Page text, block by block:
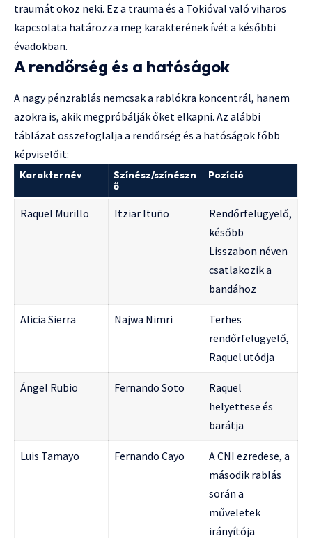
traumát okoz neki. Ez a trauma és a Tokióval való viharos
kapcsolata határozza meg karakterének ívét a későbbi
évadokban.
A rendőrség és a hatóságok
A nagy pénzrablás nemcsak a rablókra koncentrál, hanem
azokra is, akik megpróbálják őket elkapni. Az alábbi
táblázat összefoglalja a rendőrség és a hatóságok főbb
képviselőit:
Karakternév
Színész/színészn
ő
Pozíció
Raquel Murillo Itziar Ituño
Rendőrfelügyelő,
később
Lisszabon néven
csatlakozik a
bandához
Alicia Sierra Najwa Nimri
Terhes
rendőrfelügyelő,
Raquel utódja
Ángel Rubio Fernando Soto
Raquel
helyettese és
barátja
Luis Tamayo Fernando Cayo
A CNI ezredese, a
második rablás
során a
műveletek
irányítója